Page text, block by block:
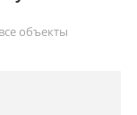
объекты